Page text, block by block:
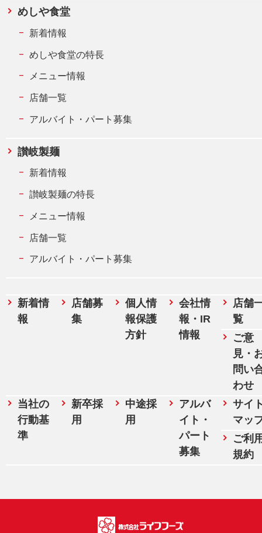
めしや食堂
新着情報
めしや食堂の特長
メニュー情報
店舗一覧
アルバイト・パート募集
讃岐製麺
新着情報
讃岐製麺の特長
メニュー情報
店舗一覧
アルバイト・パート募集
新着情
報
店舗募
集
個人情
報保護
方針
会社情
報・IR
情報
店舗
覧
ご意
見・
問い
わせ
当社の
行動基
準
新卒採
用
中途採
用
アルバ
イト・
パート
募集
サイ
マッ
ご利
規約